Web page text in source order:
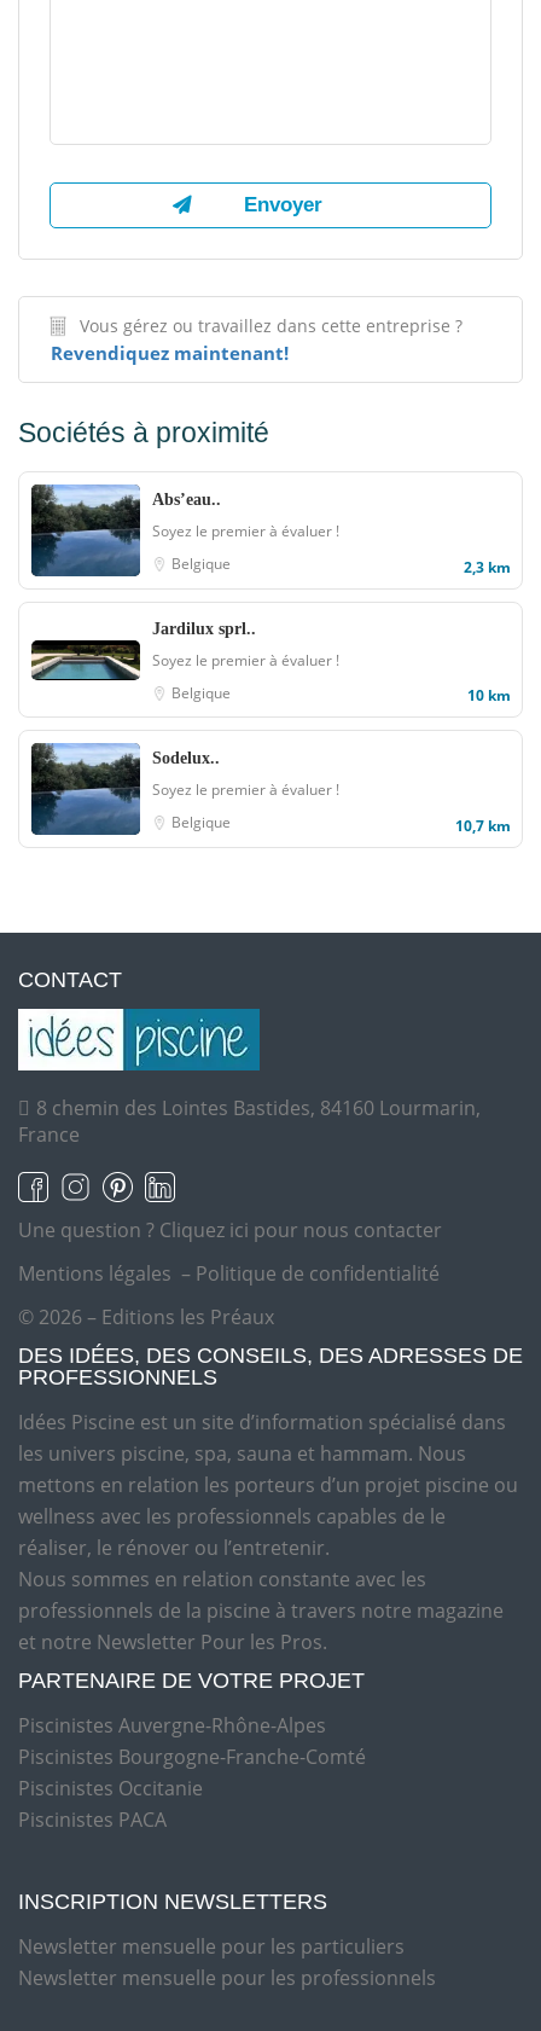
Vous gérez ou travaillez dans cette entreprise ?
Revendiquez maintenant!
Sociétés à proximité
Abs’eau..
Soyez le premier à évaluer !
Belgique
2,3 km
Jardilux sprl..
Soyez le premier à évaluer !
Belgique
10 km
Sodelux..
Soyez le premier à évaluer !
Belgique
10,7 km
CONTACT
8 chemin des Lointes Bastides, 84160 Lourmarin,
France
Une question ? Cliquez ici pour nous contacter
Mentions légales – Politique de confidentialité
© 2026 – Editions les Préaux
DES IDÉES, DES CONSEILS, DES ADRESSES DE
PROFESSIONNELS
Idées Piscine est un site d’information spécialisé dans
les univers piscine, spa, sauna et hammam. Nous
mettons en relation les porteurs d’un projet piscine ou
wellness avec les professionnels capables de le
réaliser, le rénover ou l’entretenir.
Nous sommes en relation constante avec les
professionnels de la piscine à travers notre magazine
et notre Newsletter Pour les Pros.
PARTENAIRE DE VOTRE PROJET
Piscinistes Auvergne-Rhône-Alpes
Piscinistes Bourgogne-Franche-Comté
Piscinistes Occitanie
Piscinistes PACA
INSCRIPTION NEWSLETTERS
Newsletter mensuelle pour les particuliers
Newsletter mensuelle pour les professionnels